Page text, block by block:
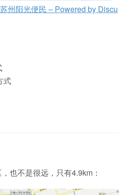
州阳光便民 – Powered by Discu
式
也不是很远，只有4.9km：